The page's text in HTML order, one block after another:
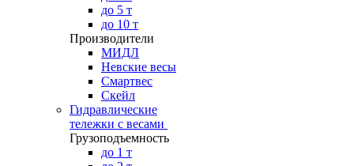
до 5 т
до 10 т
Производители
МИДЛ
Невские весы
Смартвес
Скейл
Гидравлические
тележки с весами
Грузоподъемность
до 1 т